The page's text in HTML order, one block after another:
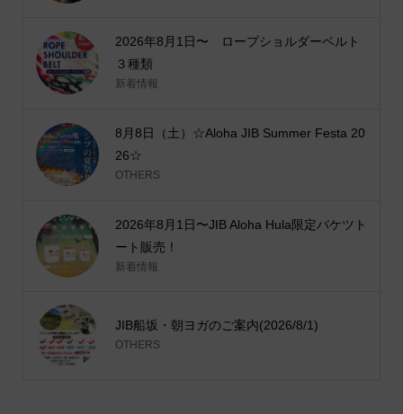
2026年8月1日〜 ロープショルダーベルト
３種類
新着情報
8月8日（土）☆Aloha JIB Summer Festa 20
26☆
OTHERS
2026年8月1日〜JIB Aloha Hula限定バケツト
ート販売！
新着情報
JIB船坂・朝ヨガのご案内(2026/8/1)
OTHERS